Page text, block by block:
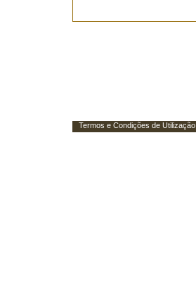
Termos e Condições de Utilização